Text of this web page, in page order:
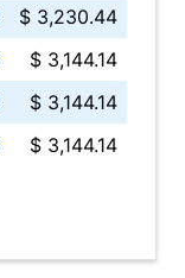
$ 3,230.44
$ 3,144.14
$ 3,144.14
$ 3,144.14